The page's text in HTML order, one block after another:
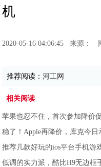
机
2020-05-16 04:06:45 来源：
推荐阅读：河工网
相关阅读
苹果也忍不住，首次参加降价
稳了！Apple再降价，库克今日
推荐几款好玩的ios平台手机游
低调的实力派，酷比H9无边框